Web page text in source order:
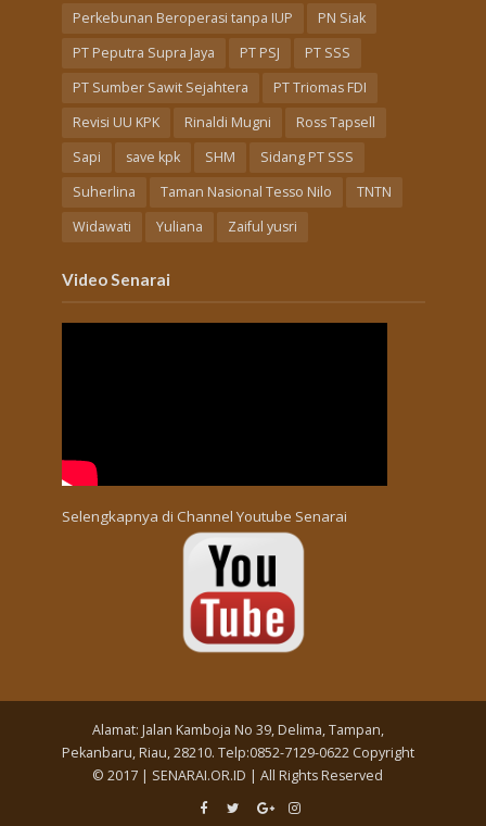
Perkebunan Beroperasi tanpa IUP
PN Siak
PT Peputra Supra Jaya
PT PSJ
PT SSS
PT Sumber Sawit Sejahtera
PT Triomas FDI
Revisi UU KPK
Rinaldi Mugni
Ross Tapsell
Sapi
save kpk SHM
Sidang PT SSS
Suherlina
Taman Nasional Tesso Nilo
TNTN
Widawati
Yuliana Zaiful yusri
Video Senarai
Selengkapnya di Channel Youtube Senarai
Alamat: Jalan Kamboja No 39, Delima, Tampan,
Pekanbaru, Riau, 28210. Telp:0852-7129-0622 Copyright
© 2017 | SENARAI.OR.ID | All Rights Reserved